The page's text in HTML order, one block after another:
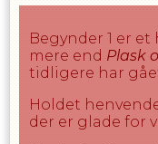
Den
kan
derfor
Begynder 1 er
mere end Plask
tidligere har
Holdet
der er glade for